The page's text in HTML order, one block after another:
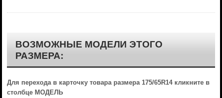
ВОЗМОЖНЫЕ МОДЕЛИ ЭТОГО
РАЗМЕРА:
Для перехода в карточку товара размера 175/65R14 кликните в
столбце МОДЕЛЬ